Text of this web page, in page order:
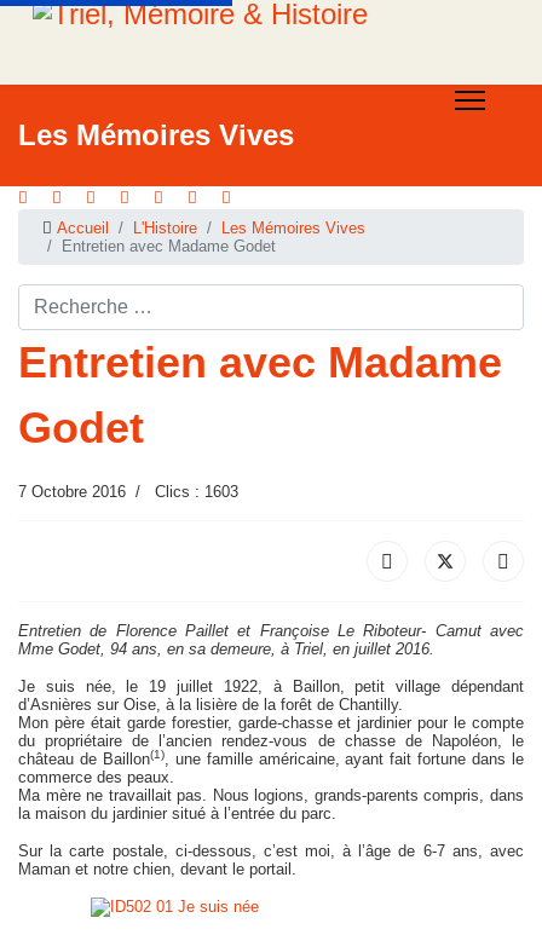
Les Mémoires Vives
Accueil L'Histoire
Les Mémoires Vives
Entretien avec Madame Godet
Rechercher ...
Entretien avec Madame
Godet
7 Octobre 2016 Clics : 1603
Entretien de Florence Paillet et Françoise Le Riboteur- Camut avec
Mme Godet, 94 ans, en sa demeure, à Triel, en juillet 2016.
Je suis née, le 19 juillet 1922, à Baillon, petit village dépendant
d’Asnières sur Oise, à la lisière de la forêt de Chantilly.
Mon père était garde forestier, garde-chasse et jardinier pour le compte
du propriétaire de l’ancien rendez-vous de chasse de Napoléon, le
château de Baillon(1), une famille américaine, ayant fait fortune dans le
commerce des peaux.
Ma mère ne travaillait pas. Nous logions, grands-parents compris, dans
la maison du jardinier situé à l’entrée du parc.
Sur la carte postale, ci-dessous, c’est moi, à l’âge de 6-7 ans, avec
Maman et notre chien, devant le portail.